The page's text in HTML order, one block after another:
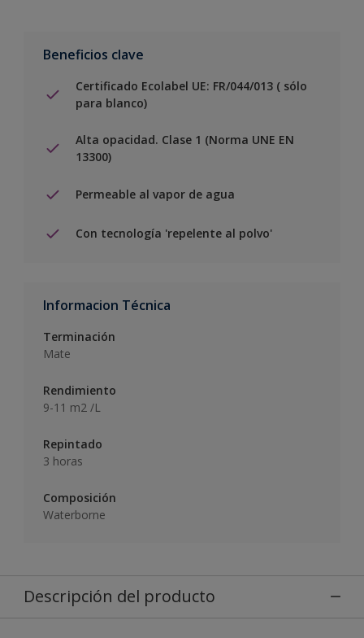
Beneficios clave
Certificado Ecolabel UE: FR/044/013 ( sólo
para blanco)
Alta opacidad. Clase 1 (Norma UNE EN
13300)
Permeable al vapor de agua
Con tecnología 'repelente al polvo'
Informacion Técnica
Terminación
Mate
Rendimiento
9-11 m2 /L
Repintado
3 horas
Composición
Waterborne
Descripción del producto